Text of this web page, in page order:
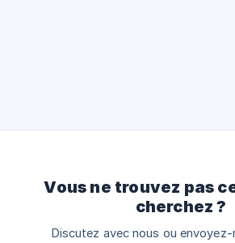
Vous ne trouvez pas
cherchez ?
Discutez avec nous ou envoyez-